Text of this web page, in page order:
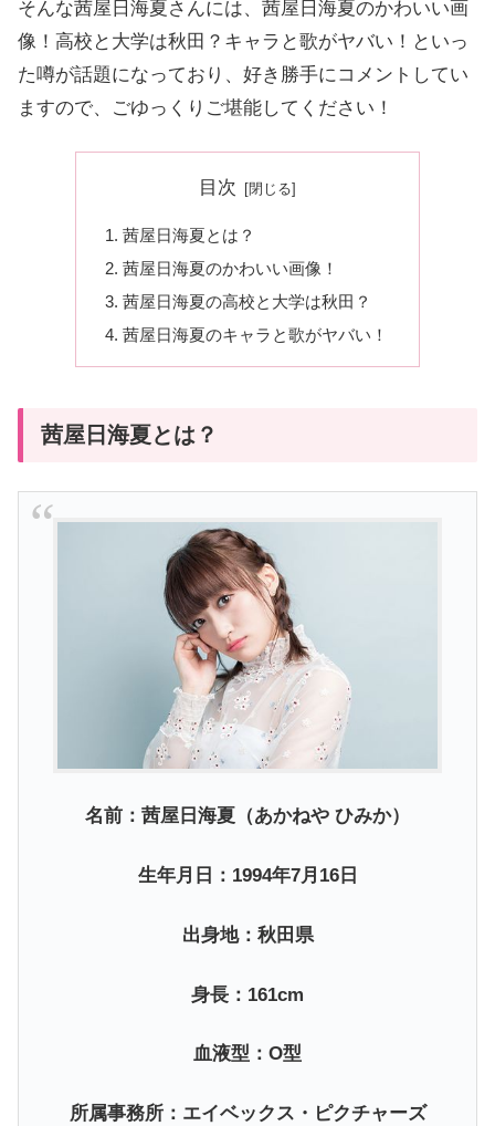
そんな茜屋日海夏さんには、茜屋日海夏のかわいい画
像！高校と大学は秋田？キャラと歌がヤバい！といっ
た噂が話題になっており、好き勝手にコメントしてい
ますので、ごゆっくりご堪能してください！
目次
茜屋日海夏とは？
茜屋日海夏のかわいい画像！
茜屋日海夏の高校と大学は秋田？
茜屋日海夏のキャラと歌がヤバい！
茜屋日海夏とは？
名前：茜屋日海夏（あかねや ひみか）
生年月日：1994年7月16日
出身地：秋田県
身長：161cm
血液型：O型
所属事務所：エイベックス・ピクチャーズ